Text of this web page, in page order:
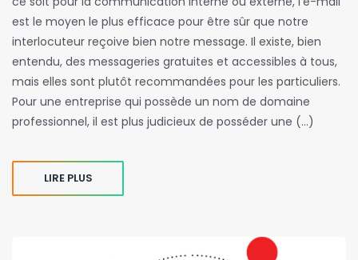
est le moyen le plus efficace pour être sûr que notre
interlocuteur reçoive bien notre message. Il existe, bien
entendu, des messageries gratuites et accessibles à tous,
mais elles sont plutôt recommandées pour les particuliers.
Pour une entreprise qui possède un nom de domaine
professionnel, il est plus judicieux de posséder une (…)
LIRE PLUS